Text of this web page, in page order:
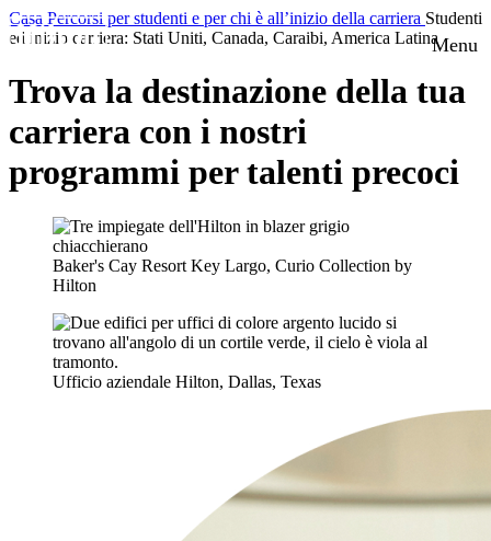
Menu
Casa Percorsi per studenti e per chi è all’inizio della carriera Studenti
ed inizio carriera: Stati Uniti, Canada, Caraibi, America Latina
Trova la destinazione della tua
carriera con i nostri
programmi per talenti precoci
Baker's Cay Resort Key Largo, Curio Collection by
Hilton
Ufficio aziendale Hilton, Dallas, Texas